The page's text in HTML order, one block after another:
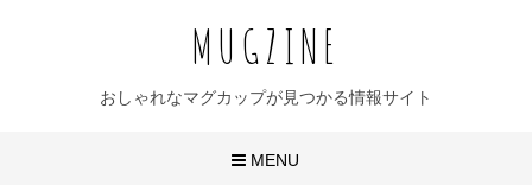
MUGZINE
おしゃれなマグカップが見つかる情報サイト
MENU